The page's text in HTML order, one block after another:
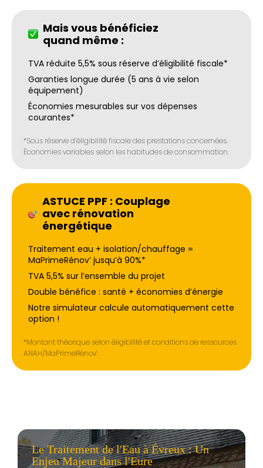
Mais vous bénéficiez
quand même :
TVA réduite 5,5% sous réserve d’éligibilité fiscale*
Garanties longue durée (5 ans à vie selon
équipement)
Économies mesurables sur vos dépenses
courantes*
*Sous réserve d’éligibilité fiscale des prestations concernées.
Économies variables selon les habitudes de consommation.
ASTUCE PPF : Couplage
avec rénovation
énergétique
Traitement eau + isolation/chauffage =
MaPrimeRénov’ jusqu’à 90%*
TVA 5,5% sur l’ensemble du projet
Double bénéfice : santé + économies d’énergie
Notre simulateur calcule automatiquement cette
option !
*Montant théorique selon éligibilité et conditions de ressources
ANAH/MaPrimeRénov’.
Le Traitement de l'Eau à Évreux : Un
Enjeu Majeur dans l'Eure